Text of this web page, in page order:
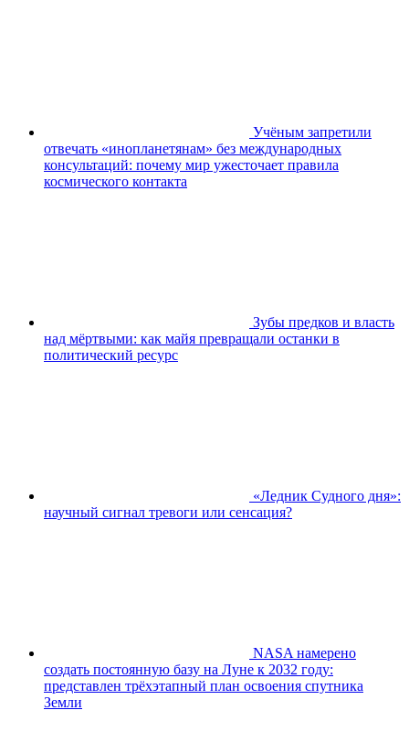
Учёным запретили
отвечать «инопланетянам» без международных
консультаций: почему мир ужесточает правила
космического контакта
Зубы предков и власть
над мёртвыми: как майя превращали останки в
политический ресурс
«Ледник Судного дня»:
научный сигнал тревоги или сенсация?
NASA намерено
создать постоянную базу на Луне к 2032 году:
представлен трёхэтапный план освоения спутника
Земли